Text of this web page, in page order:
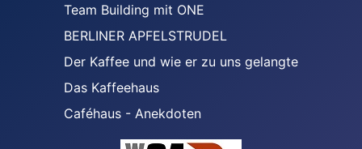
Team Building mit ONE
BERLINER APFELSTRUDEL
Der Kaffee und wie er zu uns gelangte
Das Kaffeehaus
Caféhaus - Anekdoten